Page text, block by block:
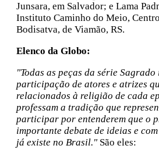
Junsara, em Salvador; e Lama
Instituto Caminho do Meio,
Bodisatva, de Viamão, RS.
Elenco da Globo:
"Todas as peças da série
participação de atores e atrizes
relacionados à religião de cada
professam a tradição que
participar por entenderem que o
importante debate de ideias e
já existe no Brasil." São eles: